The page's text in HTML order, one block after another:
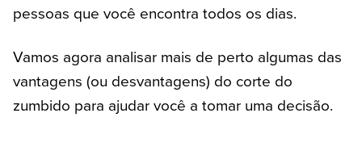
pessoas que você encontra todos os dias.
Vamos agora analisar mais de perto algumas das
vantagens (ou desvantagens) do corte do
zumbido para ajudar você a tomar uma decisão.